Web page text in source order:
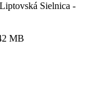
Sielnica -
MB